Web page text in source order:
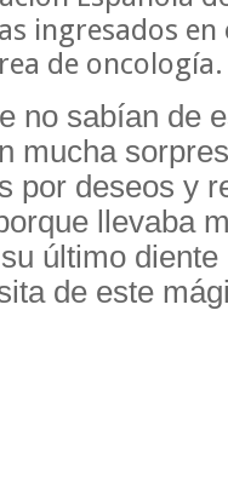
ingresados
de oncología.
no sabían de
mucha
por deseos y
llevaba
último diente
de este